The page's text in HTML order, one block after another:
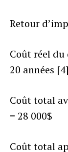
Retour
Coût réel du
20 années [4]
Coût total
= 28 000$
Coût total